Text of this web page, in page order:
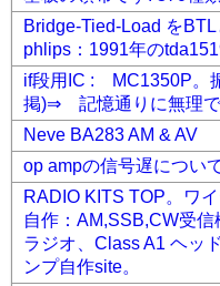
Bridge-Tied-Load を
phlips：1991年の
if段用IC : MC1350P。
掲)⇒ 記憶通りに無理で
Neve BA283 AM &
op ampの信号遅につい
RADIO KITS TOP。ワ
自作：AM,SSB,CW受
ラジオ、Class A1 ヘッ
ンプ自作site。